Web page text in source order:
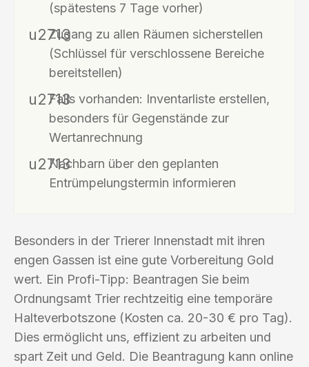
(spätestens 7 Tage vorher)
Zugang zu allen Räumen sicherstellen
(Schlüssel für verschlossene Bereiche
bereitstellen)
Falls vorhanden: Inventarliste erstellen,
besonders für Gegenstände zur
Wertanrechnung
Nachbarn über den geplanten
Entrümpelungstermin informieren
Besonders in der Trierer Innenstadt mit ihren
engen Gassen ist eine gute Vorbereitung Gold
wert. Ein Profi-Tipp: Beantragen Sie beim
Ordnungsamt Trier rechtzeitig eine temporäre
Halteverbotszone (Kosten ca. 20-30 € pro Tag).
Dies ermöglicht uns, effizient zu arbeiten und
spart Zeit und Geld. Die Beantragung kann online